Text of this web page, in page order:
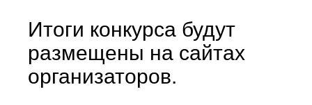
Итоги конкурса будут
размещены на сайтах
организаторов.